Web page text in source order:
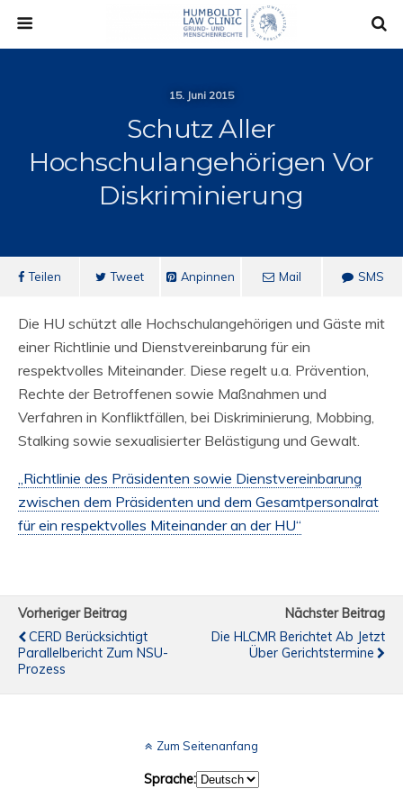
15. Juni 2015
Schutz Aller
Hochschulangehörigen Vor
Diskriminierung
Teilen Tweet Anpinnen Mail SMS
Die HU schützt alle Hochschulangehörigen und Gäste mit
einer Richtlinie und Dienstvereinbarung für ein
respektvolles Miteinander. Diese regelt u.a. Prävention,
Rechte der Betroffenen sowie Maßnahmen und
Verfahren in Konfliktfällen, bei Diskriminierung, Mobbing,
Stalking sowie sexualisierter Belästigung und Gewalt.
„Richtlinie des Präsidenten sowie Dienstvereinbarung
zwischen dem Präsidenten und dem Gesamtpersonalrat
für ein respektvolles Miteinander an der HU“
Vorheriger Beitrag
CERD Berücksichtigt
Parallelbericht Zum NSU-
Prozess
Nächster Beitrag
Die HLCMR Berichtet Ab Jetzt
Über Gerichtstermine
Zum Seitenanfang
Sprache: